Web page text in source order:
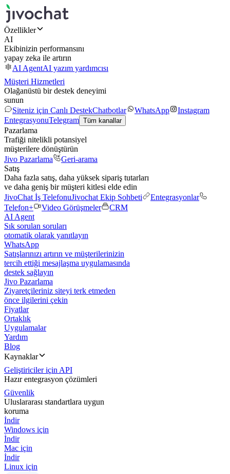
Özellikler
AI
Ekibinizin performansını
yapay zeka ile artırın
AI AgentAI yazım yardımcısı
Müşteri Hizmetleri
Olağanüstü bir destek deneyimi
sunun
Siteniz için Canlı DestekChatbotlar WhatsApp
Instagram
EntegrasyonuTelegram Tüm kanallar
Pazarlama
Trafiği nitelikli potansiyel
müşterilere dönüştürün
Jivo Pazarlama
Geri-arama
Satış
Daha fazla satış, daha yüksek sipariş tutarları
ve daha geniş bir müşteri kitlesi elde edin
JivoChat İş TelefonuJivochat Ekip Sohbeti
Entegrasyonlar
Telefon+
Video Görüşmeler
CRM
AI Agent
Sık sorulan soruları
otomatik olarak yanıtlayın
WhatsApp
Satışlarınızı artırın ve müşterilerinizin
tercih ettiği mesajlaşma uygulamasında
destek sağlayın
Jivo Pazarlama
Ziyaretçileriniz siteyi terk etmeden
önce ilgilerini çekin
Fiyatlar
Ortaklık
Uygulamalar
Yardım
Blog
Kaynaklar
Geliştiriciler için API
Hazır entegrasyon çözümleri
Güvenlik
Uluslararası standartlara uygun
koruma
İndir
Windows için
İndir
Mac için
İndir
Linux için